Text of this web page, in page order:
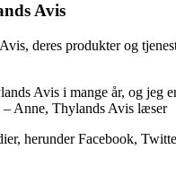
Avis
deres produkter og
Avis i mange år, og jeg
– Anne, Thylands Avis læser
herunder Facebook,